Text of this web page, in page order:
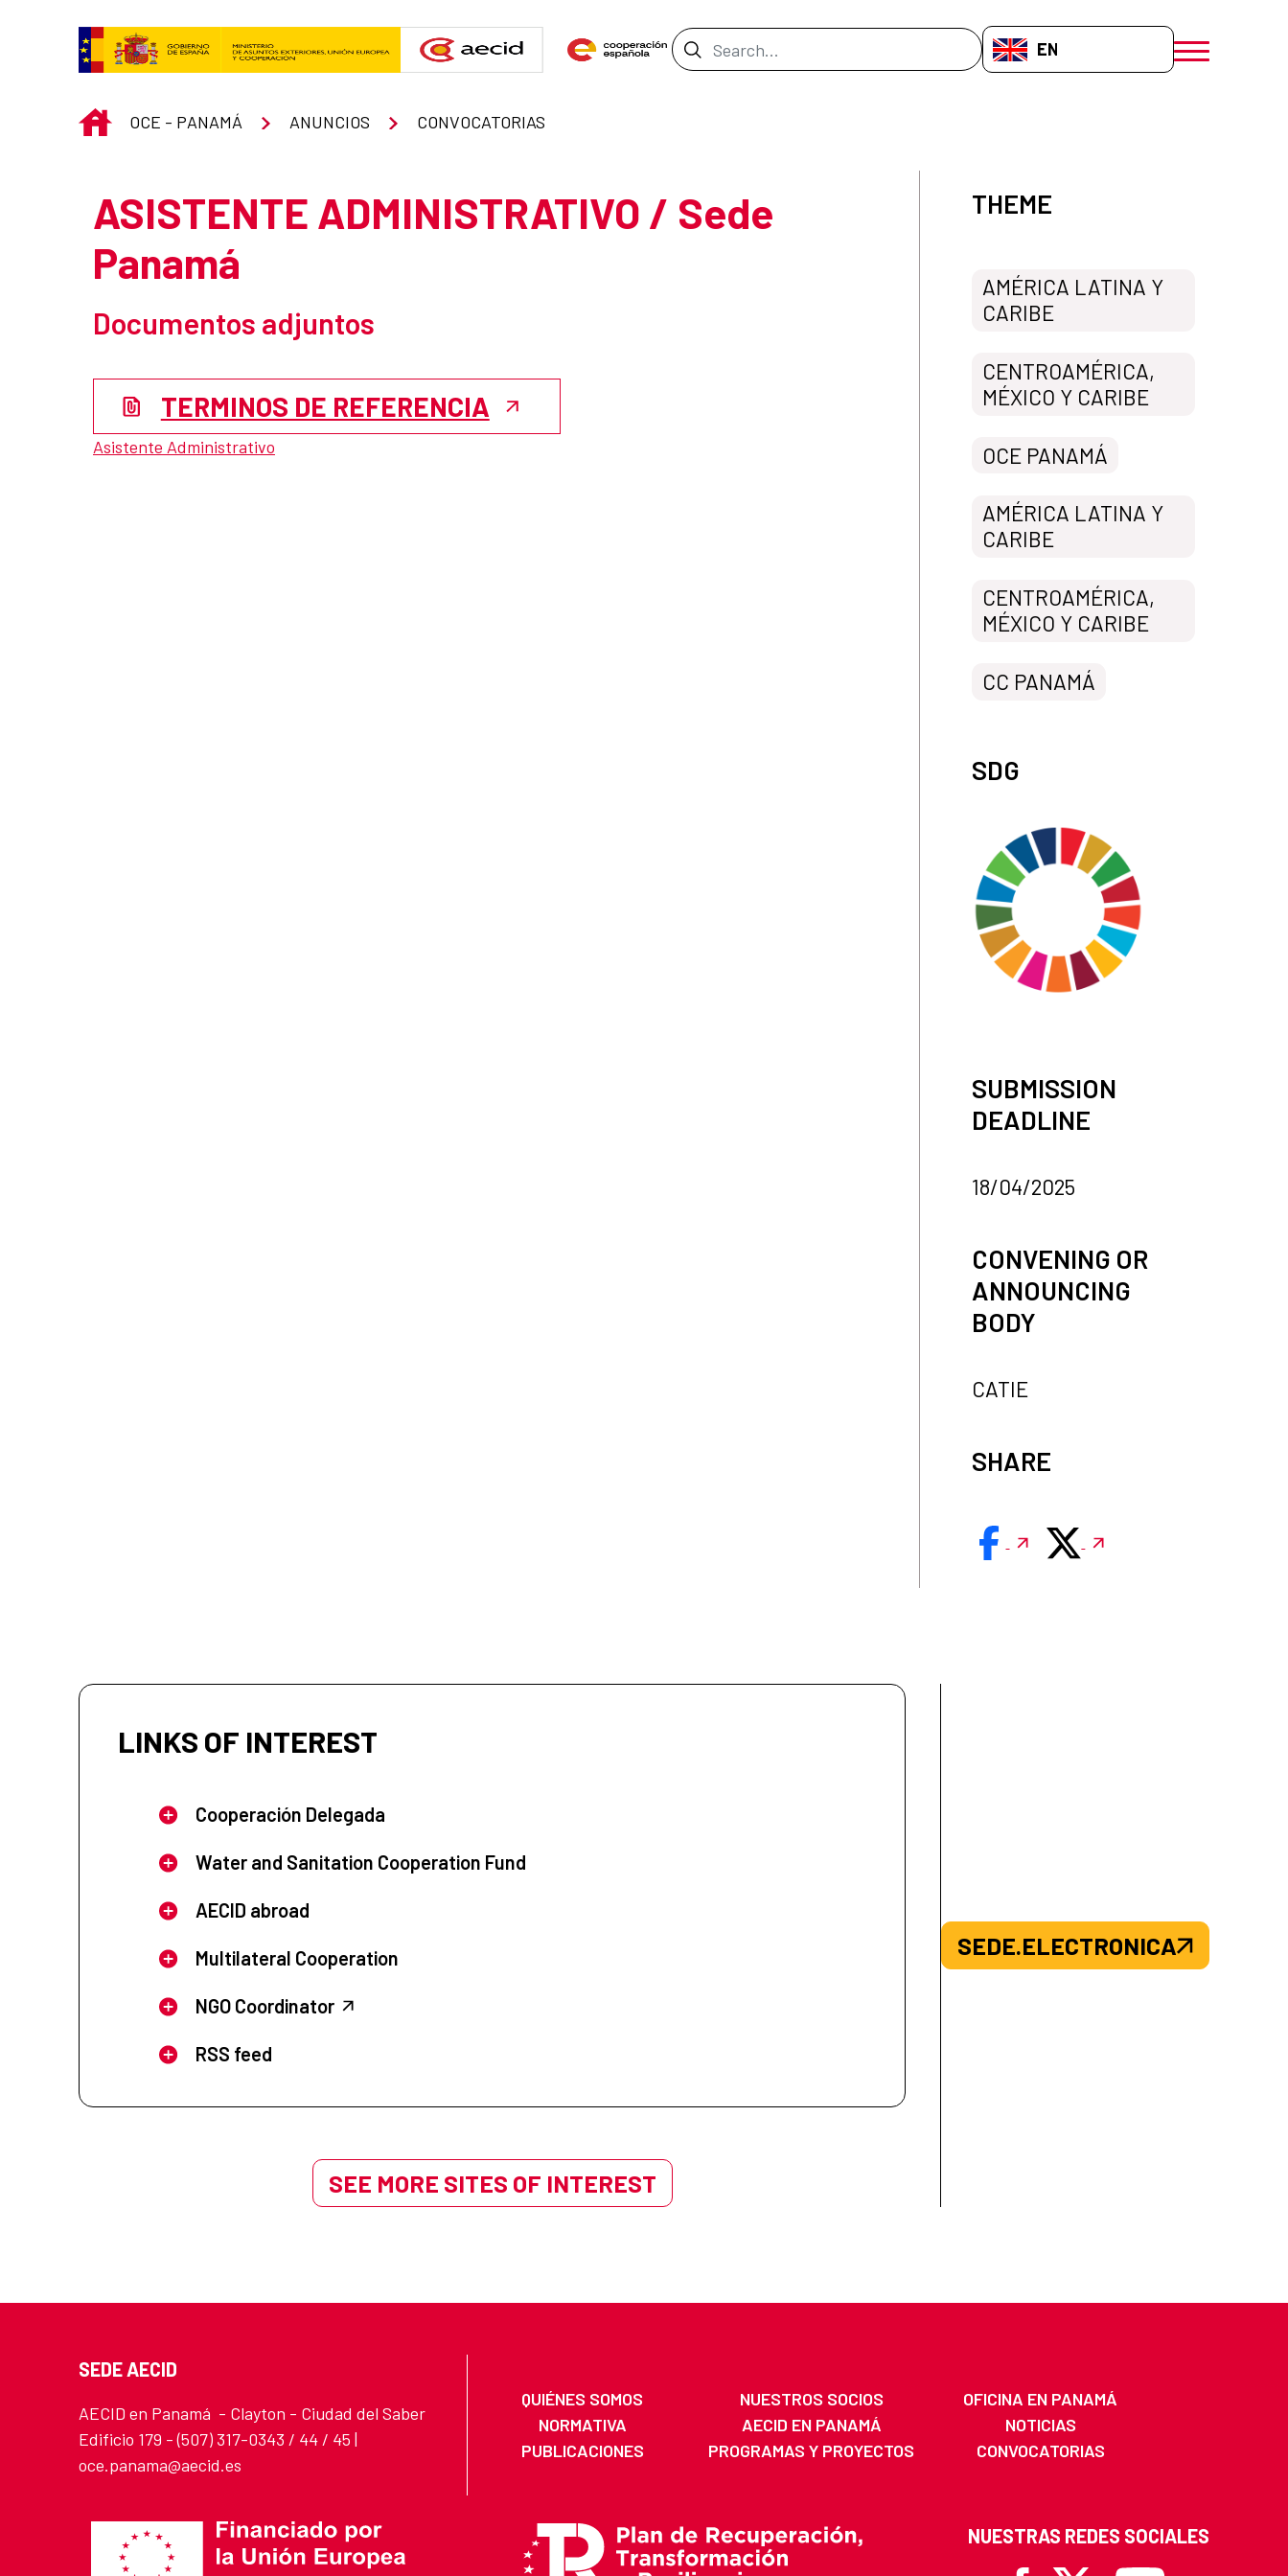
Search Bar EN-GB
menú móvil
INICIO
OCE - PANAMÁ ANUNCIOS CONVOCATORIAS
ASISTENTE ADMINISTRATIVO / Sede
Panamá
Documentos adjuntos
TERMINOS DE REFERENCIA
Asistente Administrativo
THEME
AMÉRICA LATINA Y
CARIBE
CENTROAMÉRICA,
MÉXICO Y CARIBE
OCE PANAMÁ
AMÉRICA LATINA Y
CARIBE
CENTROAMÉRICA,
MÉXICO Y CARIBE
CC PANAMÁ
SDG
SUBMISSION
DEADLINE
18/04/2025
CONVENING OR
ANNOUNCING
BODY
CATIE
SHARE
LINKS OF INTEREST
Cooperación Delegada
Water and Sanitation Cooperation Fund
AECID abroad
Multilateral Cooperation
NGO Coordinator
RSS feed
SEE MORE SITES OF INTEREST
SEDE.ELECTRONICA
SEDE AECID
AECID en Panamá - Clayton - Ciudad del Saber
Edificio 179 - (507) 317-0343 / 44 / 45 |
oce.panama@aecid.es
QUIÉNES SOMOS NUESTROS SOCIOS
OFICINA EN PANAMÁ
NORMATIVA
AECID EN PANAMÁ
NOTICIAS
PUBLICACIONES
PROGRAMAS Y PROYECTOS CONVOCATORIAS
NUESTRAS REDES SOCIALES